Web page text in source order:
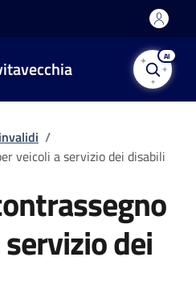
AI
/
veicoli a servizio dei disabili
dei